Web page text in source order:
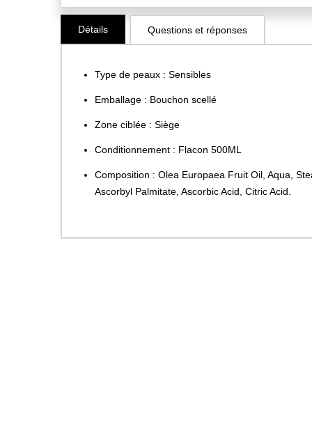
Skip
the
Détails
Type de peaux : Sensibles
Emballage : Bouchon scellé
Zone ciblée : Siège
Conditionnement : Flacon 500ML
Composition : Olea Europaea Fruit Oil, Aqua,
Ascorbyl Palmitate, Ascorbic Acid, Citric Acid.
Questions et réponses